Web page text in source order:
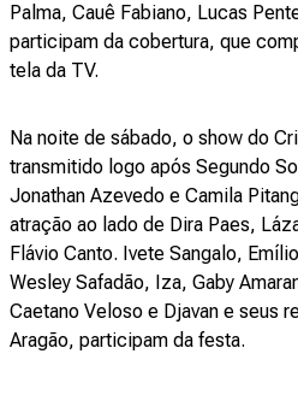
Palma, Cauê Fabiano, Lucas
participam da cobertura, que
tela da TV.
Na noite de sábado, o show do
transmitido logo após Segundo
Jonathan Azevedo e Camila
atração ao lado de Dira Paes,
Flávio Canto. Ivete Sangalo,
Wesley Safadão, Iza, Gaby
Caetano Veloso e Djavan e seus
Aragão, participam da festa.